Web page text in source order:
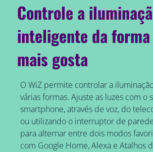
Controle a
inteligente da
mais gosta
O WiZ permite controlar a
várias formas. Ajuste as luzes com o
smartphone, através de voz, do
ou utilizando o interruptor de
para alternar entre dois modos
com Google Home, Alexa e Atalhos